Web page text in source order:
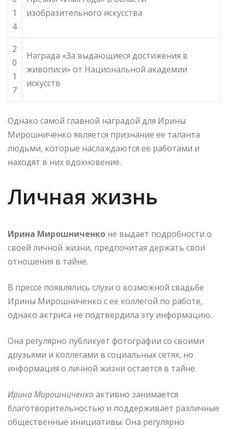
1
4
изобразительного искусства
2
0
1
7
Награда «За выдающиеся достижения в
живописи» от Национальной академии
искусств
Однако самой главной наградой для Ирины
Мирошниченко является признание ее таланта
людьми, которые наслаждаются ее работами и
находят в них вдохновение.
Личная жизнь
Ирина Мирошниченко не выдает подробности о
своей личной жизни, предпочитая держать свои
отношения в тайне.
В прессе появлялись слухи о возможной свадьбе
Ирины Мирошниченко с ее коллегой по работе,
однако актриса не подтвердила эту информацию.
Она регулярно публикует фотографии со своими
друзьями и коллегами в социальных сетях, но
информация о личной жизни остается в тайне.
Ирина Мирошниченкоактивно занимается
благотворительностью и поддерживает различные
общественные инициативы. Она регулярно